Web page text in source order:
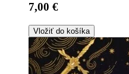
7,00 €
Vložiť do košíka